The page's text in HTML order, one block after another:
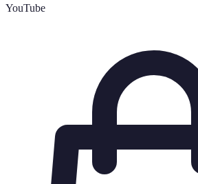
YouTube